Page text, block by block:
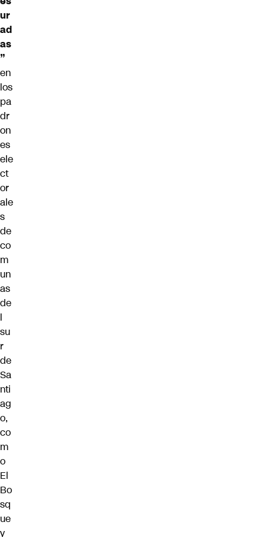
ur
ad
as
”
en
los
pa
dr
on
es
ele
ct
or
ale
s
de
co
m
un
as
de
l
su
r
de
Sa
nti
ag
o,
co
m
o
El
Bo
sq
ue
y